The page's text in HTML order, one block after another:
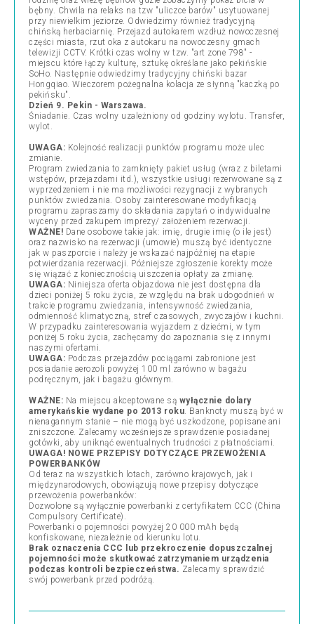
bębny. Chwila na relaks na tzw "uliczce barów" usytuowanej
przy niewielkim jeziorze. Odwiedzimy również tradycyjną
chińską herbaciarnię. Przejazd autokarem wzdłuż nowoczesnej
części miasta, rzut oka z autokaru na nowoczesny gmach
telewizji CCTV. Krótki czas wolny w tzw. "art zone 798" -
miejscu które łączy kulturę, sztukę określane jako pekińskie
SoHo. Następnie odwiedzimy tradycyjny chiński bazar
Hongqiao. Wieczorem pożegnalna kolacja ze słynną "kaczką po
pekińsku".
Dzień 9. Pekin - Warszawa.
Śniadanie. Czas wolny uzależniony od godziny wylotu. Transfer,
wylot.
UWAGA: Kolejność realizacji punktów programu może ulec
zmianie.
Program zwiedzania to zamknięty pakiet usług (wraz z biletami
wstępów, przejazdami itd.), wszystkie usługi rezerwowane są z
wyprzedzeniem i nie ma możliwości rezygnacji z wybranych
punktów zwiedzania. Osoby zainteresowane modyfikacją
programu zapraszamy do składania zapytań o indywidualne
wyceny przed zakupem imprezy/ założeniem rezerwacji.
WAŻNE! Dane osobowe takie jak: imię, drugie imię (o ile jest)
oraz nazwisko na rezerwacji (umowie) muszą być identyczne
jak w paszporcie i należy je wskazać najpóźniej na etapie
potwierdzania rezerwacji. Późniejsze zgłoszenie korekty może
się wiązać z koniecznością uiszczenia opłaty za zmianę.
UWAGA: Niniejsza oferta objazdowa nie jest dostępna dla
dzieci poniżej 5 roku życia, ze względu na brak udogodnień w
trakcie programu zwiedzania, intensywność zwiedzania,
odmienność klimatyczną, stref czasowych, zwyczajów i kuchni.
W przypadku zainteresowania wyjazdem z dziećmi, w tym
poniżej 5 roku życia, zachęcamy do zapoznania się z innymi
naszymi ofertami.
UWAGA: Podczas przejazdów pociągami zabronione jest
posiadanie aerozoli powyżej 100 ml zarówno w bagażu
podręcznym, jak i bagażu głównym.
WAŻNE: Na miejscu akceptowane są wyłącznie dolary
amerykańskie wydane po 2013 roku. Banknoty muszą być w
nienagannym stanie – nie mogą być uszkodzone, popisane ani
zniszczone. Zalecamy wcześniejsze sprawdzenie posiadanej
gotówki, aby uniknąć ewentualnych trudności z płatnościami.
UWAGA! NOWE PRZEPISY DOTYCZĄCE PRZEWOŻENIA
POWERBANKÓW
Od teraz na wszystkich lotach, zarówno krajowych, jak i
międzynarodowych, obowiązują nowe przepisy dotyczące
przewożenia powerbanków:
Dozwolone są wyłącznie powerbanki z certyfikatem CCC (China
Compulsory Certificate).
Powerbanki o pojemności powyżej 20 000 mAh będą
konfiskowane, niezależnie od kierunku lotu.
Brak oznaczenia CCC lub przekroczenie dopuszczalnej
pojemności może skutkować zatrzymaniem urządzenia
podczas kontroli bezpieczeństwa. Zalecamy sprawdzić
swój powerbank przed podróżą.